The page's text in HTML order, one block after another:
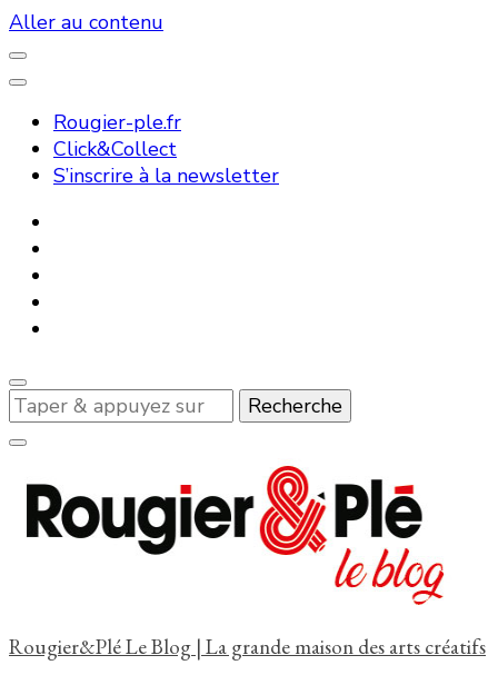
Aller au contenu
Rougier-ple.fr
Click&Collect
S’inscrire à la newsletter
Vous
recherchiez
quelque
chose
Rougier&Plé Le Blog | La grande maison des arts créatifs